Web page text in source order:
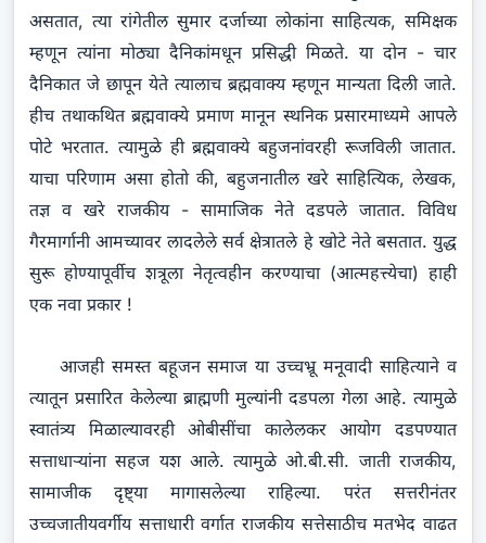
असतात, त्या रांगेतील सुमार दर्जाच्या लोकांना साहित्यक, समिक्षक
म्हणून त्यांना मोठ्या दैनिकांमधून प्रसिद्धी मिळते. या दोन - चार
दैनिकात जे छापून येते त्यालाच ब्रह्मवाक्य म्हणून मान्यता दिली जाते.
हीच तथाकथित ब्रह्मवाक्ये प्रमाण मानून स्थनिक प्रसारमाध्यमे आपले
पोटे भरतात. त्यामुळे ही ब्रह्मवाक्ये बहुजनांवरही रूजविली जातात.
याचा परिणाम असा होतो की, बहुजनातील खरे साहित्यिक, लेखक,
तज्ञ व खरे राजकीय - सामाजिक नेते दडपले जातात. विविध
गैरमार्गानी आमच्यावर लादलेले सर्व क्षेत्रातले हे खोटे नेते बसतात. युद्ध
सुरू होण्यापूर्वीच शत्रूला नेतृत्वहीन करण्याचा (आत्महत्त्येचा) हाही
एक नवा प्रकार !
आजही समस्त बहूजन समाज या उच्चभ्रू मनूवादी साहित्याने व
त्यातून प्रसारित केलेल्या ब्राह्मणी मुल्यांनी दडपला गेला आहे. त्यामुळे
स्वातंत्र्य मिळाल्यावरही ओबीसींचा कालेलकर आयोग दडपण्यात
सत्ताधाऱ्यांना सहज यश आले. त्यामुळे ओ.बी.सी. जाती राजकीय,
सामाजीक दृष्ट्या मागासलेल्या राहिल्या. परंत सत्तरीनंतर
उच्चजातीयवर्गीय सत्ताधारी वर्गात राजकीय सत्तेसाठीच मतभेद वाढत